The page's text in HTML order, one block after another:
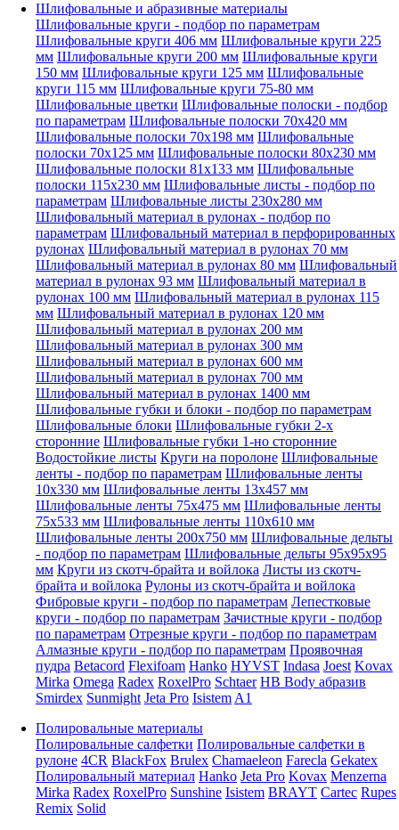
Шлифовальные и абразивные материалы
Шлифовальные круги - подбор по параметрам
Шлифовальные круги 406 мм Шлифовальные круги 225
мм Шлифовальные круги 200 мм Шлифовальные круги
150 мм Шлифовальные круги 125 мм Шлифовальные
круги 115 мм Шлифовальные круги 75-80 мм
Шлифовальные цветки Шлифовальные полоски - подбор
по параметрам Шлифовальные полоски 70x420 мм
Шлифовальные полоски 70x198 мм Шлифовальные
полоски 70x125 мм Шлифовальные полоски 80x230 мм
Шлифовальные полоски 81x133 мм Шлифовальные
полоски 115x230 мм Шлифовальные листы - подбор по
параметрам Шлифовальные листы 230x280 мм
Шлифовальный материал в рулонах - подбор по
параметрам Шлифовальный материал в перфорированных
рулонах Шлифовальный материал в рулонах 70 мм
Шлифовальный материал в рулонах 80 мм Шлифовальный
материал в рулонах 93 мм Шлифовальный материал в
рулонах 100 мм Шлифовальный материал в рулонах 115
мм Шлифовальный материал в рулонах 120 мм
Шлифовальный материал в рулонах 200 мм
Шлифовальный материал в рулонах 300 мм
Шлифовальный материал в рулонах 600 мм
Шлифовальный материал в рулонах 700 мм
Шлифовальный материал в рулонах 1400 мм
Шлифовальные губки и блоки - подбор по параметрам
Шлифовальные блоки Шлифовальные губки 2-х
сторонние Шлифовальные губки 1-но сторонние
Водостойкие листы Круги на поролоне Шлифовальные
ленты - подбор по параметрам Шлифовальные ленты
10x330 мм Шлифовальные ленты 13x457 мм
Шлифовальные ленты 75x475 мм Шлифовальные ленты
75x533 мм Шлифовальные ленты 110x610 мм
Шлифовальные ленты 200x750 мм Шлифовальные дельты
- подбор по параметрам Шлифовальные дельты 95x95x95
мм Круги из скотч-брайта и войлока Листы из скотч-
брайта и войлока Рулоны из скотч-брайта и войлока
Фибровые круги - подбор по параметрам Лепестковые
круги - подбор по параметрам Зачистные круги - подбор
по параметрам Отрезные круги - подбор по параметрам
Алмазные круги - подбор по параметрам Проявочная
пудра Betacord Flexifoam Hanko HYVST Indasa Joest Kovax
Mirka Omega Radex RoxelPro Schtaer HB Body абразив
Smirdex Sunmight Jeta Pro Isistem A1
Полировальные материалы
Полировальные салфетки Полировальные салфетки в
рулоне 4CR BlackFox Brulex Chamaeleon Farecla Gekatex
Полировальный материал Hanko Jeta Pro Kovax Menzerna
Mirka Radex RoxelPro Sunshine Isistem BRAYT Cartec Rupes
Remix Solid